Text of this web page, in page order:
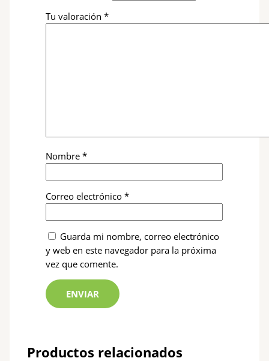
Tu valoración*
Nombre*
Correo electrónico*
Guarda mi nombre, correo electrónico
y web en este navegador para la próxima
vez que comente.
Productos relacionados